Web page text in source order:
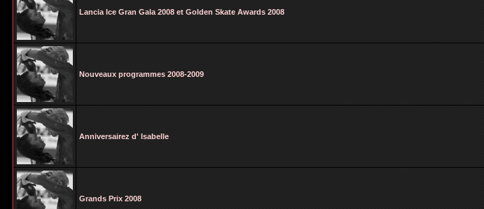
Lancia Ice Gran Gala 2008 et Golden Skate Awards 2008
Nouveaux programmes 2008-2009
Anniversairez d' Isabelle
Grands Prix 2008